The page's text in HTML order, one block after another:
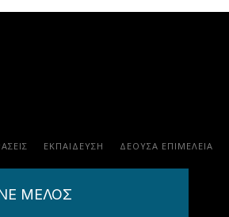
ΕΚΠΑΊΔΕΥΣΗ ΔΕΟΥΣΑ ΕΠΙΜΕΛΕΙΑ
ΜΕΛΟΣ